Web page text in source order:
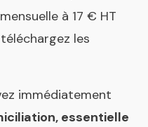
à 17 € HT
les
immédiatement
essentielle